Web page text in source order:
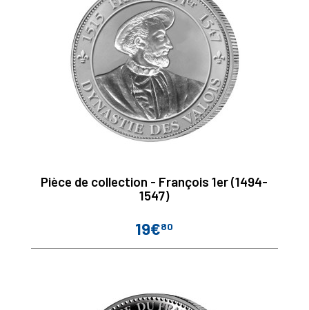
Pièce de collection - François 1er (1494-
1547)
Prix
19€80